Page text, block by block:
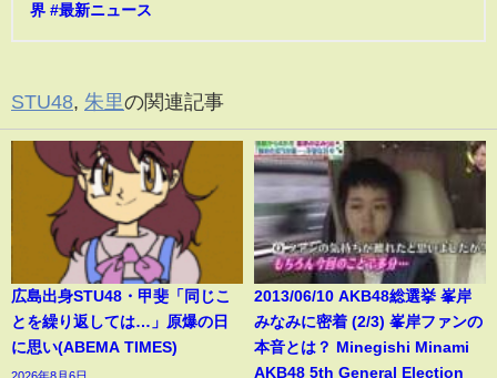
界 #最新ニュース
STU48, 朱里の関連記事
広島出身STU48・甲斐「同じこ
とを繰り返しては…」原爆の日
に思い(ABEMA TIMES)
2013/06/10 AKB48総選挙 峯岸
みなみに密着 (2/3) 峯岸ファンの
本音とは？ Minegishi Minami
AKB48 5th General Election